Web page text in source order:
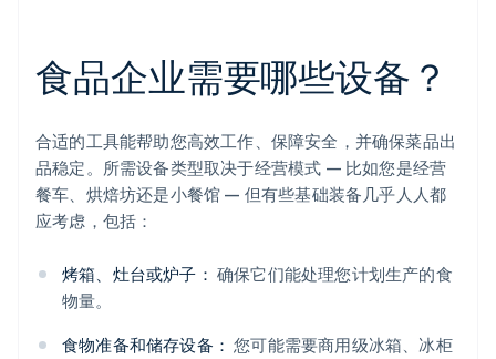
食品企业需要哪些设备？
合适的工具能帮助您高效工作、保障安全，并确保菜品出
品稳定。所需设备类型取决于经营模式 — 比如您是经营
餐车、烘焙坊还是小餐馆 — 但有些基础装备几乎人人都
应考虑，包括：
烤箱、灶台或炉子： 确保它们能处理您计划生产的食
物量。
食物准备和储存设备： 您可能需要商用级冰箱、冰柜